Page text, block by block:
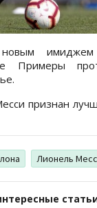
Примеры
признан
Лионель